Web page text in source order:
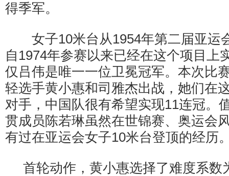
得季军。
女子10米台从1954年第二届亚运
自1974年参赛以来已经在这个项目上
仅吕伟是唯一一位卫冕冠军。本次比
轻选手黄小惠和司雅杰出战，她们在
对手，中国队很有希望实现11连冠。
贯成员陈若琳虽然在世锦赛、奥运会
有过在亚运会女子10米台登顶的经历
首轮动作，黄小惠选择了难度系数